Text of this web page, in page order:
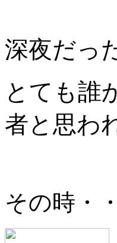
深夜だっ
とても誰
者と思わ
その時・